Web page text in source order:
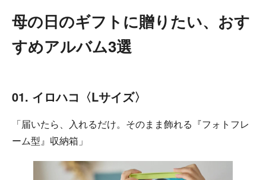
母の日のギフトに贈りたい、おす
すめアルバム3選
01. イロハコ〈Lサイズ〉
「届いたら、入れるだけ。そのまま飾れる『フォトフレ
ーム型』収納箱」